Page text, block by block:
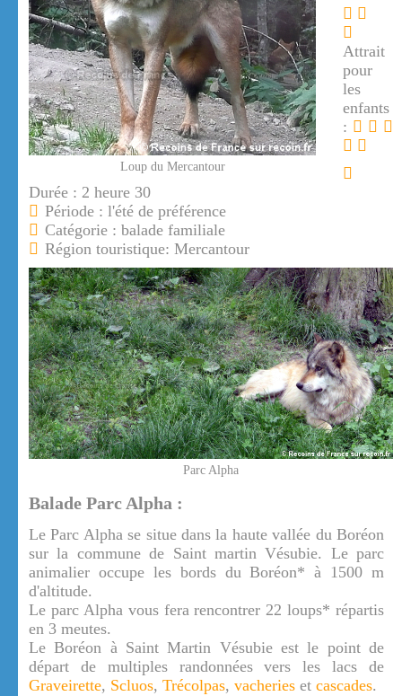
Loup du Mercantour
Attrait
pour
les
enfants
:
Durée : 2 heure 30
Période : l'été de préférence
Catégorie : balade familiale
Région touristique: Mercantour
Parc Alpha
Balade Parc Alpha :
Le Parc Alpha se situe dans la haute vallée du Boréon
sur la commune de Saint martin Vésubie. Le parc
animalier occupe les bords du Boréon* à 1500 m
d'altitude.
Le parc Alpha vous fera rencontrer 22 loups* répartis
en 3 meutes.
Le Boréon à Saint Martin Vésubie est le point de
départ de multiples randonnées vers les lacs de
Graveirette, Scluos, Trécolpas, vacheries et cascades.